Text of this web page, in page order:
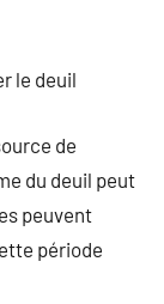
le deuil
de
du deuil peut
peuvent
période